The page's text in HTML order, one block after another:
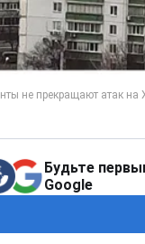
Будьте
Google